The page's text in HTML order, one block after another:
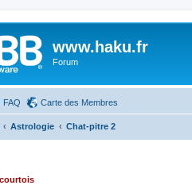
www.haku.fr
Forum
FAQ Carte des Membres
Astrologie Chat-pitre 2